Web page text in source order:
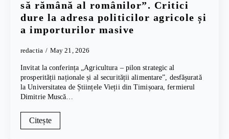
să rămână al românilor”. Critici
dure la adresa politicilor agricole și
a importurilor masive
redactia May 21, 2026
Invitat la conferința „Agricultura – pilon strategic al
prosperității naționale și al securității alimentare”, desfășurată
la Universitatea de Științele Vieții din Timișoara, fermierul
Dimitrie Muscă…
Citește